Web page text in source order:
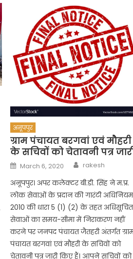
अनूपपुर
ग्राम पंचायत बरगवां एवं मौहरी
के सचिवों को चेतावनी पत्र
Posted
on
March 6, 2020 Author
rakesh
अनूपपुर। अपर कलेक्टर बी.डी. सिंह ने म.प्र.
लोक सेवाओं के प्रदान की गारंटी अधिनियम
2010 की धारा 5 (1) (2) के तहत अधिसूचित
सेवाओं का समय-सीमा में निराकरण नहीं
करने पर जनपद पंचायत जैतहरी अंतर्गत
पंचायत बरगवां एवं मौहरी के सचिवों को
चेतावनी पत्र जारी किए हैं। आपने सचिवों को